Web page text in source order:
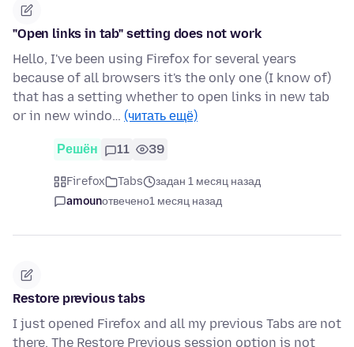
"Open links in tab" setting does not work
Hello, I've been using Firefox for several years
because of all browsers it's the only one (I know of)
that has a setting whether to open links in new tab
or in new windo… (читать ещё)
Решён 11 39
Firefox Tabs
задан 1 месяц назад
amounотвечено1 месяц назад
Restore previous tabs
I just opened Firefox and all my previous Tabs are not
there. The Restore Previous session option is not